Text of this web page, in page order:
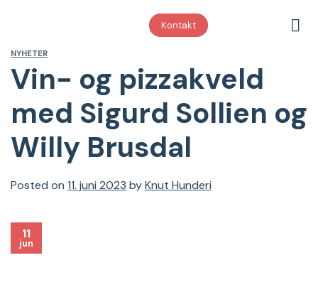
Kontakt
NYHETER
Vin- og pizzakveld
med Sigurd Sollien og
Willy Brusdal
Posted on 11. juni 2023 byKnut Hunderi
11
jun